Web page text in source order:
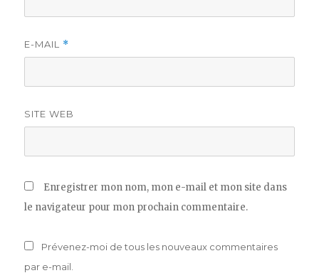
E-MAIL *
SITE WEB
Enregistrer mon nom, mon e-mail et mon site dans
le navigateur pour mon prochain commentaire.
Prévenez-moi de tous les nouveaux commentaires
par e-mail.